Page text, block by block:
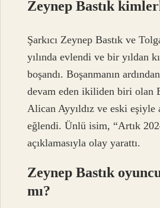
Zeynep Bastık
Şarkıcı Zeynep Bastık ve
yılında evlendi ve bir yıldan
boşandı. Boşanmanın
devam eden ikiliden biri olan
Alican Ayyıldız ve eski eşiyle
eğlendi. Ünlü isim, “Artık
açıklamasıyla olay yarattı.
Zeynep Bastık
mı?